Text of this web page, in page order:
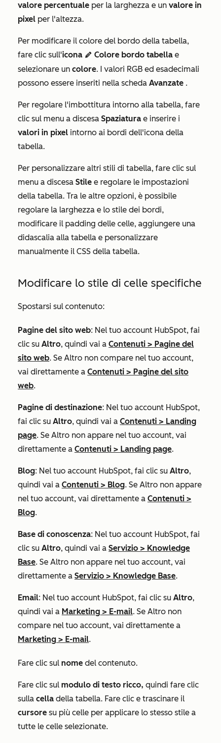
valore percentuale per la larghezza e un valore in
pixel per l'altezza.
Per modificare il colore del bordo della tabella,
fare clic sull'icona edit Colore bordo tabella e
selezionare un colore. I valori RGB ed esadecimali
possono essere inseriti nella scheda Avanzate .
Per regolare l'imbottitura intorno alla tabella, fare
clic sul menu a discesa Spaziatura e inserire i
valori in pixel intorno ai bordi dell'icona della
tabella.
Per personalizzare altri stili di tabella, fare clic sul
menu a discesa Stile e regolare le impostazioni
della tabella. Tra le altre opzioni, è possibile
regolare la larghezza e lo stile dei bordi,
modificare il padding delle celle, aggiungere una
didascalia alla tabella e personalizzare
manualmente il CSS della tabella.
Modificare lo stile di celle specifiche
Spostarsi sul contenuto:
Pagine del sito web: Nel tuo account HubSpot, fai
clic su Altro, quindi vai a Contenuti > Pagine del
sito web. Se Altro non compare nel tuo account,
vai direttamente a Contenuti > Pagine del sito
web.
Pagine di destinazione: Nel tuo account HubSpot,
fai clic su Altro, quindi vai a Contenuti > Landing
page. Se Altro non appare nel tuo account, vai
direttamente a Contenuti > Landing page.
Blog: Nel tuo account HubSpot, fai clic su Altro,
quindi vai a Contenuti > Blog. Se Altro non appare
nel tuo account, vai direttamente a Contenuti >
Blog.
Base di conoscenza: Nel tuo account HubSpot, fai
clic su Altro, quindi vai a Servizio > Knowledge
Base. Se Altro non appare nel tuo account, vai
direttamente a Servizio > Knowledge Base.
Email: Nel tuo account HubSpot, fai clic su Altro,
quindi vai a Marketing > E-mail. Se Altro non
compare nel tuo account, vai direttamente a
Marketing > E-mail.
Fare clic sul nome del contenuto.
Fare clic sul modulo di testo ricco, quindi fare clic
sulla cella della tabella. Fare clic e trascinare il
cursore su più celle per applicare lo stesso stile a
tutte le celle selezionate.